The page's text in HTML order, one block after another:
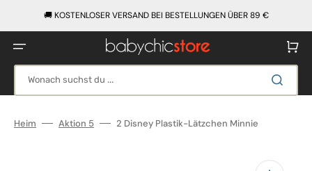
🚚 KOSTENLOSER VERSAND BEI BESTELLUNGEN ÜBER 89 €
Wonach suchst du ...
Heim Aktion 5 2 Disney Plastik-Lätzchen Minnie